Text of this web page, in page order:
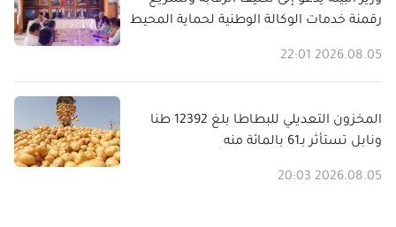
رقمنة خدمات الوكالة الوطنية لحماية المحيط
2026.08.05 22:01
المخزون التعديلي للبطاطا بلغ 12392 طنا
ونابل تستأثر بـ61 بالمائة منه
2026.08.05 20:03